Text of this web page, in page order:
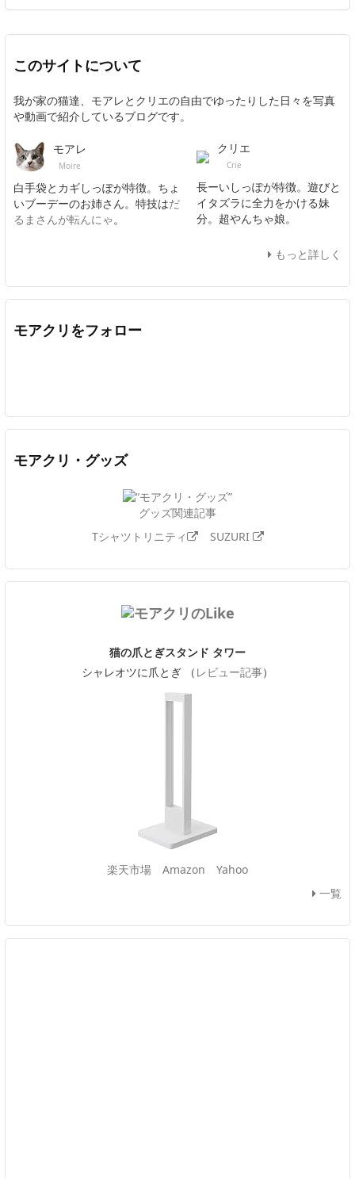
このサイトについて
我が家の猫達、モアレとクリエの自由でゆったりした日々を写真
や動画で紹介しているブログです。
モアレ
Moire
白手袋とカギしっぽが特徴。ちょ
いブーデーのお姉さん。特技はだ
るまさんが転んにゃ。
クリエ
Crie
長ーいしっぽが特徴。遊びと
イタズラに全力をかける妹
分。超やんちゃ娘。
もっと詳しく
モアクリをフォロー
モアクリ・グッズ
グッズ関連記事
Tシャツトリニティ
SUZURI
猫の爪とぎスタンド タワー
シャレオツに爪とぎ （ レビュー記事）
楽天市場 Amazon
Yahoo
一覧